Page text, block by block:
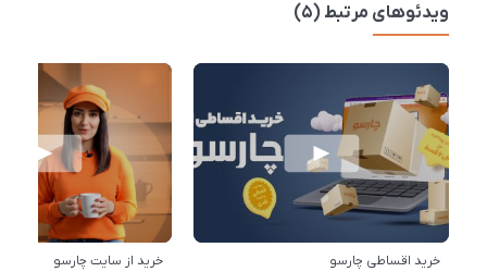
ویدئوهای مرتبط (5)
خرید اقساطی چارسو خرید از سایت چارسو